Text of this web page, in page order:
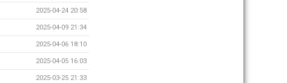
2025-04-24 20:58
2025-04-09 21:34
2025-04-06 18:10
2025-04-05 16:03
2025-03-25 21:33